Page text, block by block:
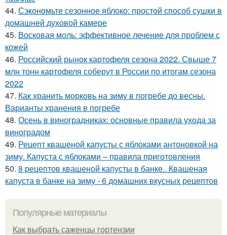
44. Сэкономьте сезонное яблоко: простой способ сушки в
домашней духовой камере
45. Восковая моль: эффективное лечение для проблем с
кожей
46. Российский рынок картофеля сезона 2022. Свыше 7
млн тонн картофеля соберут в России по итогам сезона
2022
47. Как хранить морковь на зиму в погребе до весны.
Варианты хранения в погребе
48. Осень в виноградниках: основные правила ухода за
виноградом
49. Рецепт квашеной капусты с яблоками антоновкой на
зиму. Капуста с яблоками – правила приготовления
50. 8 рецептов квашеной капусты в банке.. Квашеная
капуста в банке на зиму - 6 домашних вкусных рецептов
Популярные материалы
Как выбрать саженцы гортензии